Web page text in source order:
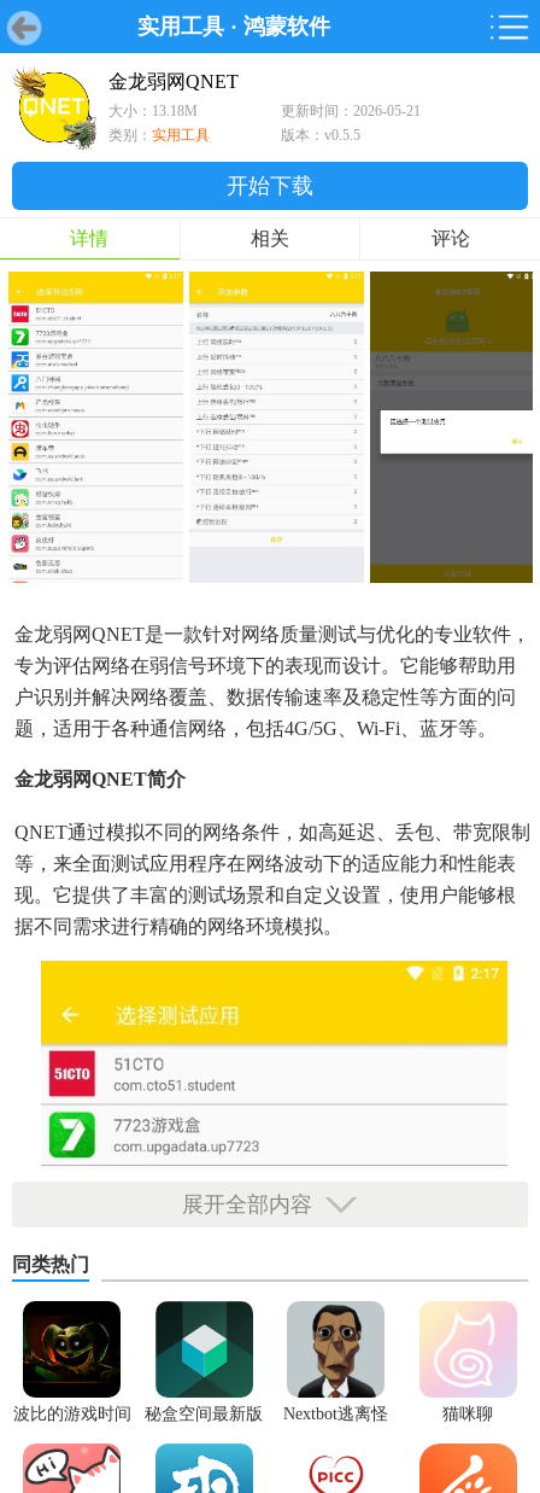
实用工具 · 鸿蒙软件
首页 游戏 软件
首页 游戏 软件 鸿蒙
游戏
鸿蒙
软件
专题
金龙弱网QNET
大小：13.18M
更新时间：2026-05-21
类别： 实用工具 版本：v0.5.5
开始下载
详情 相关 评论
金龙弱网QNET是一款针对网络质量测试与优化的专业软件，
专为评估网络在弱信号环境下的表现而设计。它能够帮助用
户识别并解决网络覆盖、数据传输速率及稳定性等方面的问
题，适用于各种通信网络，包括4G/5G、Wi-Fi、蓝牙等。
金龙弱网QNET简介
QNET通过模拟不同的网络条件，如高延迟、丢包、带宽限制
等，来全面测试应用程序在网络波动下的适应能力和性能表
现。它提供了丰富的测试场景和自定义设置，使用户能够根
据不同需求进行精确的网络环境模拟。
展开全部内容
同类热门
波比的游戏时间
3安卓版
秘盒空间最新版
Nextbot逃离怪
猫咪聊